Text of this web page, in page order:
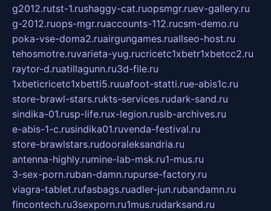
g2012.rutst-1.rushaggy-cat.ruopsmgr.ruev-gallery.ru
g-2012.ruops-mgr.ruaccounts-112.rucsm-demo.ru
poka-vse-doma2.ruairgungames.ruallseo-host.ru
tehosmotre.ruvarieta-yug.rucricetc1xbetr1xbetcc2.ru
raytor-d.ruatillagunn.ru3d-file.ru
1xbeticricetc1xbetti5.ruuafoot-statti.rue-abis1c.ru
store-brawl-stars.rukts-services.rudark-sand.ru
sindika-01.rusp-life.rux-legion.rusib-archives.ru
e-abis-1-c.rusindika01.ruvenda-festival.ru
store-brawlstars.rudooraleksandria.ru
antenna-highly.rumine-lab-msk.ru1-mus.ru
3-sex-porn.ruban-damn.rupurse-factory.ru
viagra-tablet.rufasbags.ruadler-jun.rubandamn.ru
fincontech.ru3sexporn.ru1mus.rudarksand.ru